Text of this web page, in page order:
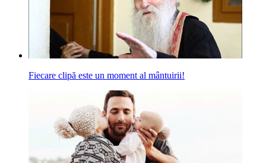
Fiecare clipă este un moment al mântuirii!